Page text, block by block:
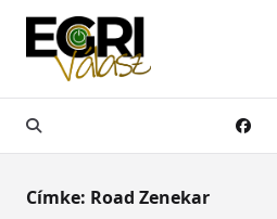
Skip
content
Címke: Road Zenekar